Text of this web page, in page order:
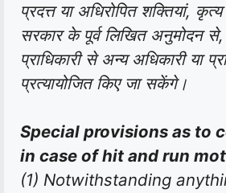
प्रदत्त या अधिरोपित शक्तियां,
सरकार के पूर्व लिखित अनुमोदन से,
प्राधिकारी से अन्य अधिकारी या
प्रत्यायोजित किए जा सकेंगे।
Special provisions as to
in case of hit and run
(1) Notwithstanding